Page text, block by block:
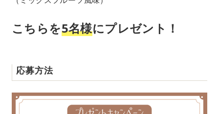
こちらを5名様にプレゼント！
応募方法